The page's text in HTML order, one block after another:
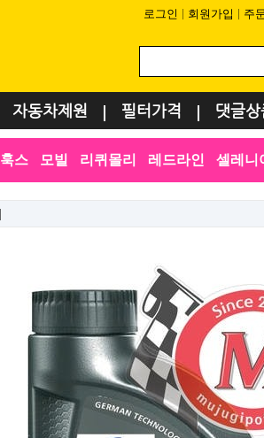
로그인 회원가입 주
자동차제원 필터가격 댓글상
훅스 모빌 리퀴몰리 레드라인 셀레니